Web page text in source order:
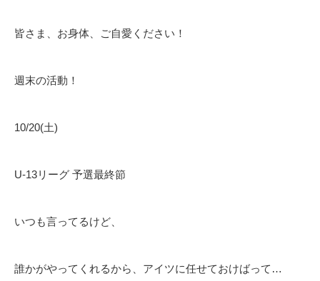
皆さま、お身体、ご自愛ください！
週末の活動！
10/20(土)
U-13リーグ 予選最終節
いつも言ってるけど、
誰かがやってくれるから、アイツに任せておけばって…